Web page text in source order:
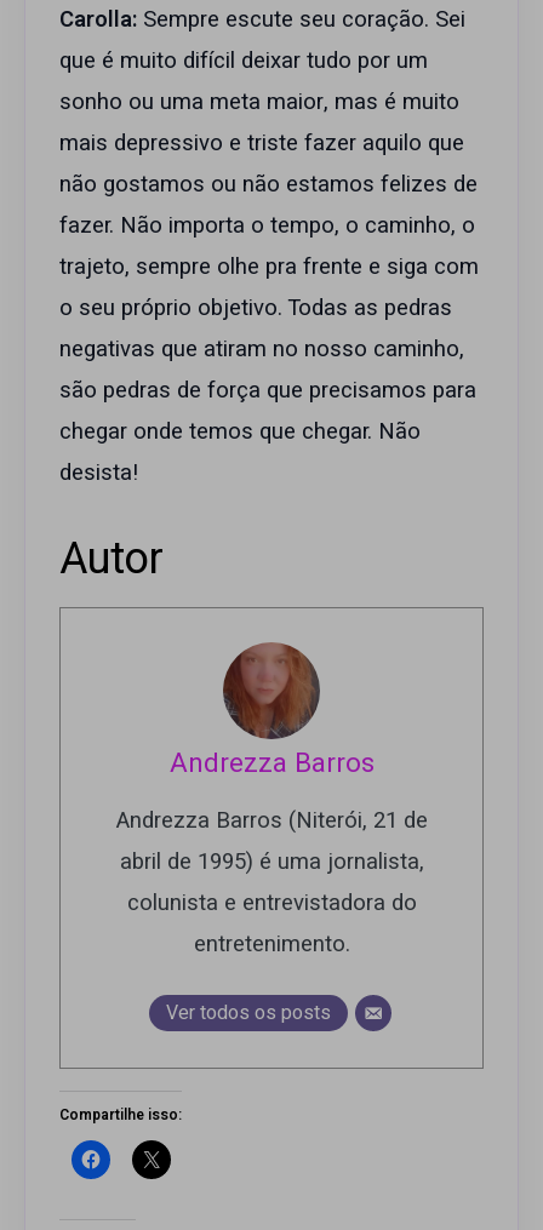
Carolla: Sempre escute seu coração. Sei
que é muito difícil deixar tudo por um
sonho ou uma meta maior, mas é muito
mais depressivo e triste fazer aquilo que
não gostamos ou não estamos felizes de
fazer. Não importa o tempo, o caminho, o
trajeto, sempre olhe pra frente e siga com
o seu próprio objetivo. Todas as pedras
negativas que atiram no nosso caminho,
são pedras de força que precisamos para
chegar onde temos que chegar. Não
desista!
Autor
Andrezza Barros
Andrezza Barros (Niterói, 21 de
abril de 1995) é uma jornalista,
colunista e entrevistadora do
entretenimento.
Ver todos os posts
Compartilhe isso: